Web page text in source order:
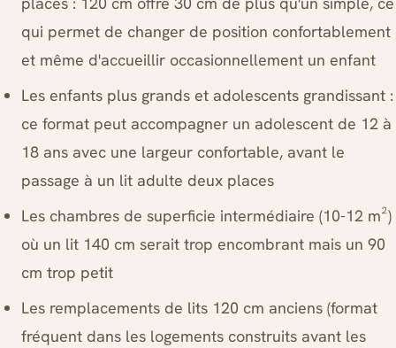
qui permet de changer de position confortablement
et même d'accueillir occasionnellement un enfant
Les enfants plus grands et adolescents grandissant :
ce format peut accompagner un adolescent de 12 à
18 ans avec une largeur confortable, avant le
passage à un lit adulte deux places
Les chambres de superficie intermédiaire (10-12 m²)
où un lit 140 cm serait trop encombrant mais un 90
cm trop petit
Les remplacements de lits 120 cm anciens (format
fréquent dans les logements construits avant les